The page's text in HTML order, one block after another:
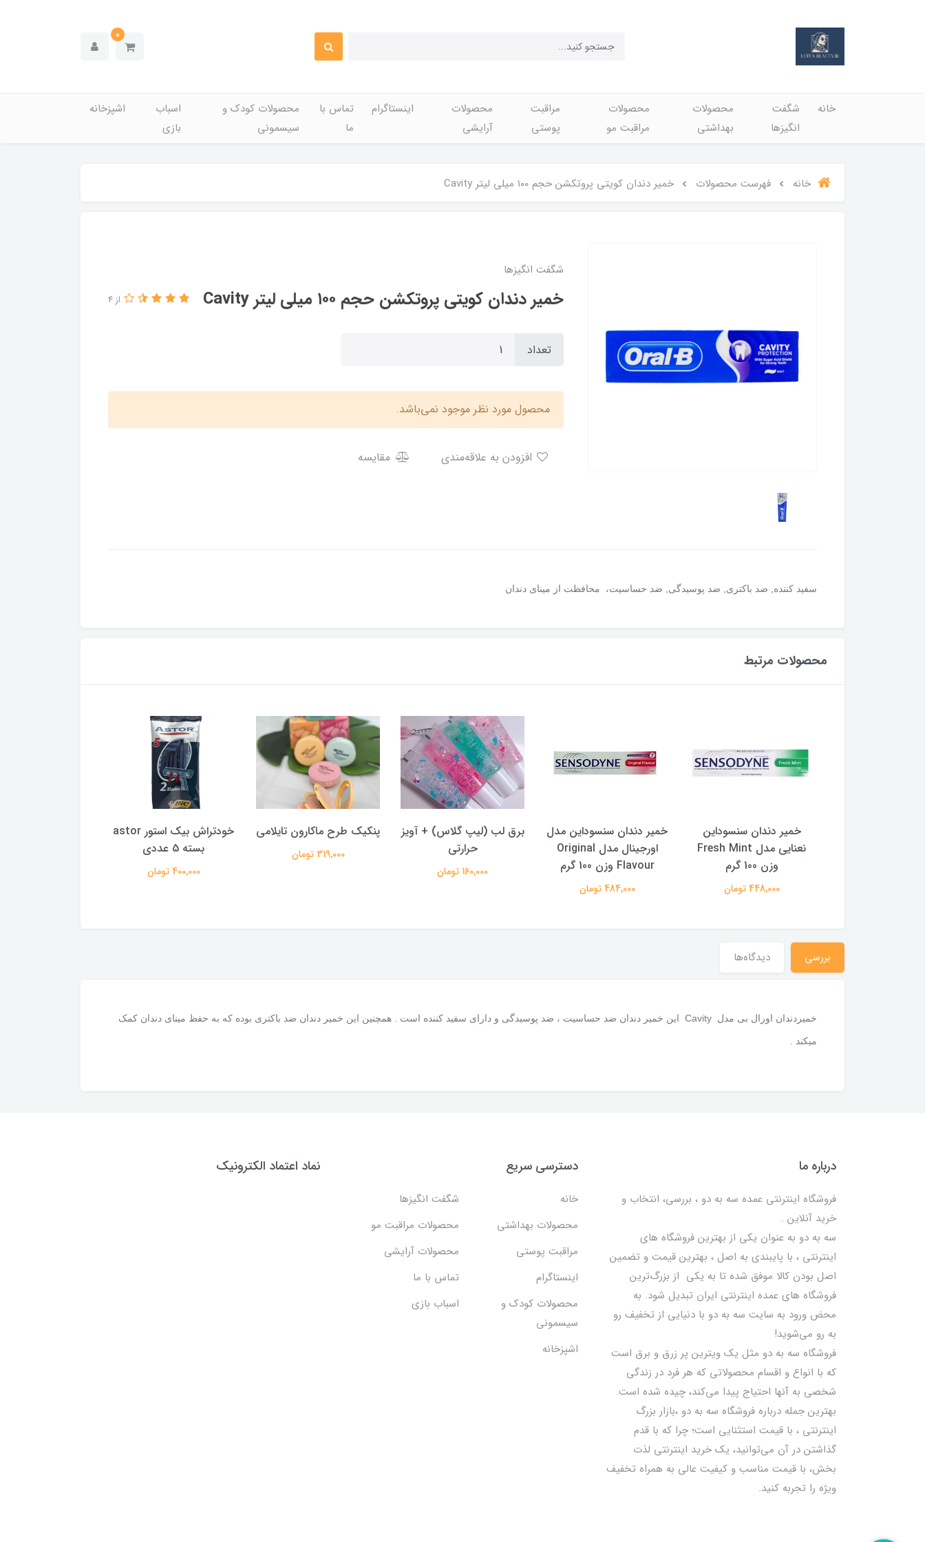
0
خانه
شگفت
انگيزها
محصولات
بهداشتي
محصولات
مراقبت مو
مراقبت
پوستی
محصولات
آرایشی
اینستاگرام
تماس با
ما
محصولات کودک و
سیسمونی
اسباب
بازی
اشپزخانه
خانه فهرست محصولات خمیر دندان کویتی پروتکشن حجم ۱۰۰ میلی لیتر Cavity
شگفت انگيزها
خمیر دندان کویتی پروتکشن حجم ۱۰۰ میلی لیتر Cavity از 4
تعداد
محصول مورد نظر موجود نمی‌باشد.
مقایسه
سفید کننده, ضد باکتری, ضد پوسیدگی, ضد حساسیت، محافظت از مینای دندان
محصولات مرتبط
خمیر دندان سنسوداین
نعنایی مدل Fresh Mint
وزن 100 گرم
448,000 تومان
خمیر دندان سنسوداین مدل
اورجینال مدل Original
Flavour وزن 100 گرم
484,000 تومان
برق لب (لیپ گلاس) + آویز
حرارتی
160,000 تومان
پنکیک طرح ماکارون تایلامی
319,000 تومان
خودتراش بیک استور astor
بسته 5 عددی
400,000 تومان
بررسی دیدگاه‌ها
خمیردندان اورال بی مدل Cavity این خمیر دندان ضد حساسیت ، ضد پوسیدگی و دارای سفید کننده است . همچنین این خمیر دندان ضد باکتری بوده که به حفظ مینای دندان کمک
میکند .
درباره ما
فروشگاه اینترنتی عمده سه به دو ، بررسی، انتخاب و
خرید آنلاین .
سه به دو به عنوان یکی از بهترين فروشگاه های
اینترنتی ، با پایبندی به اصل ، بهترين قيمت و تضمین
اصل‌ بودن کالا موفق شده تا به يكي از بزرگ‌ترين
فروشگاه هاي عمده اینترنتی ایران تبدیل شود. به
محض ورود به سایت سه به دو با دنیایی از تخفيف رو
به رو می‌شوید!
فروشگاه سه به دو مثل یک ویترین پر زرق و برق است
که با انواع و اقسام محصولاتی که هر فرد در زندگی
شخصی به آنها احتیاج پیدا می‌کند، چیده شده است.
بهترين جمله درباره فروشگاه سه به دو ،بازار بزرگ
اینترنتی ، با قيمت استثنايي است؛ چرا که با قدم
گذاشتن در آن می‌توانید، یک خرید اینترنتی لذت
بخش، با قیمت مناسب و کیفیت عالی به همراه تخفیف
ویژه را تجربه کنید.
دسترسی سریع
خانه
شگفت انگيزها
محصولات بهداشتي
محصولات مراقبت مو
مراقبت پوستی
محصولات آرایشی
اینستاگرام
تماس با ما
محصولات کودک و
سیسمونی
اسباب بازی
اشپزخانه
نماد اعتماد الکترونیک